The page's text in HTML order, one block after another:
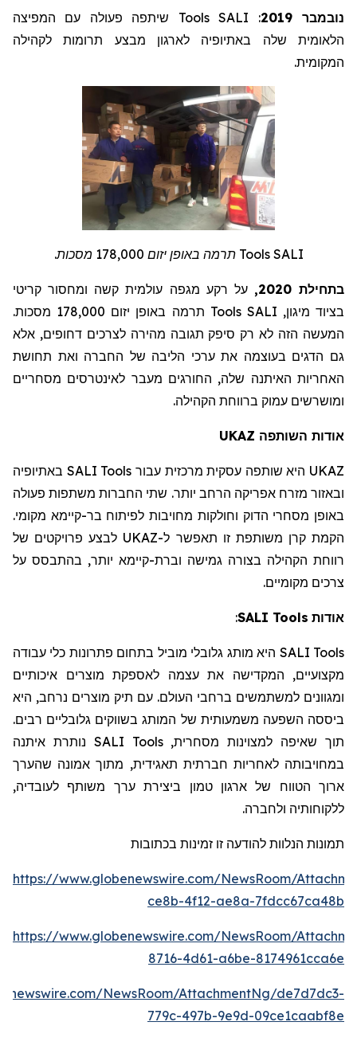
נובמבר 2019 : SALI
Tools שיתפה פעולה עם המפיצה
הלאומית שלה באתיופיה לארגון מבצע תרומות לקהילה
המקומית.
SALI
Tools תרמה באופן יזום 178,000 מסכות.
בתחילת 2020,
על רקע מגפה עולמית קשה ומחסור קריטי
בציוד מיגון, SALI
Tools
תרמה באופן יזום 178,000 מסכות.
המעשה הזה לא רק סיפק תגובה מהירה לצרכים דחופים, אלא
גם הדגים בעוצמה את ערכי הליבה של החברה ואת תחושת
האחריות האיתנה שלה, החורגים מעבר לאינטרסים מסחריים
ומושרשים עמוק ברווחת הקהילה.
אודות השותפה
UKAZ היא שותפה עסקית מרכזית עבור SALI Tools באתיופיה
ובאזור מזרח אפריקה הרחב יותר. שתי החברות משתפות פעולה
באופן מסחרי הדוק וחולקות מחויבות לפיתוח בר-קיימא מקומי.
הקמת קרן משותפת זו תאפשר ל-UKAZ לבצע פרויקטים של
רווחת הקהילה בצורה גמישה וברת-קיימא יותר, בהתבסס על
צרכים מקומיים.
אודות SALI Tools
:
SALI Tools היאמותג גלובלי מוביל בתחום פתרונות כלי עבודה
מקצועיים, המקדישה את עצמה לאספקת מוצרים איכותיים
ומגוונים למשתמשים ברחבי העולם. עם תיק מוצרים נרחב, היא
ביססה השפעה משמעותית של המותג בשווקים גלובליים רבים.
תוך שאיפה למצוינות מסחרית,SALI Tools נותרת איתנה
במחויבותה לאחריות חברתית תאגידית, מתוך אמונה שהערך
ארוך הטווח של ארגון טמון ביצירת ערך משותף לעובדיה,
ללקוחותיה ולחברה.
תמונות הנלוות להודעה זו זמינות בכתובות
https://www.globenewswire.com/NewsRoom/
ce8b-4f12-ae8a-7fdcc67ca48b
https://www.globenewswire.com/NewsRoom/
8716-4d61-a6be-8174961cca6e
NewsRoom/AttachmentNg/de7d7dc3-
779c-497b-9e9d-09ce1caabf8e